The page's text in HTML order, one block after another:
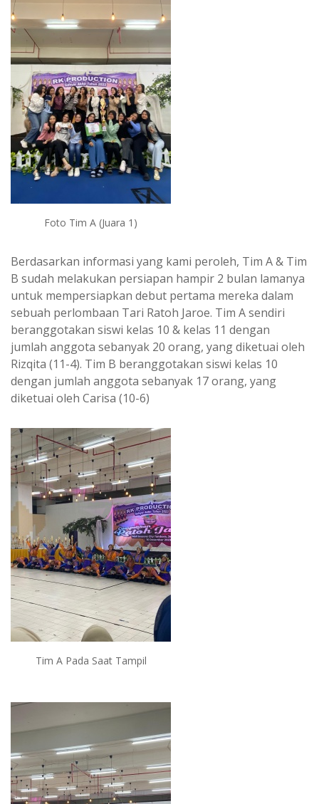
Foto Tim A (Juara 1)
Berdasarkan informasi yang kami peroleh, Tim A & Tim
B sudah melakukan persiapan hampir 2 bulan lamanya
untuk mempersiapkan debut pertama mereka dalam
sebuah perlombaan Tari Ratoh Jaroe. Tim A sendiri
beranggotakan siswi kelas 10 & kelas 11 dengan
jumlah anggota sebanyak 20 orang, yang diketuai oleh
Rizqita (11-4). Tim B beranggotakan siswi kelas 10
dengan jumlah anggota sebanyak 17 orang, yang
diketuai oleh Carisa (10-6)
Tim A Pada Saat Tampil